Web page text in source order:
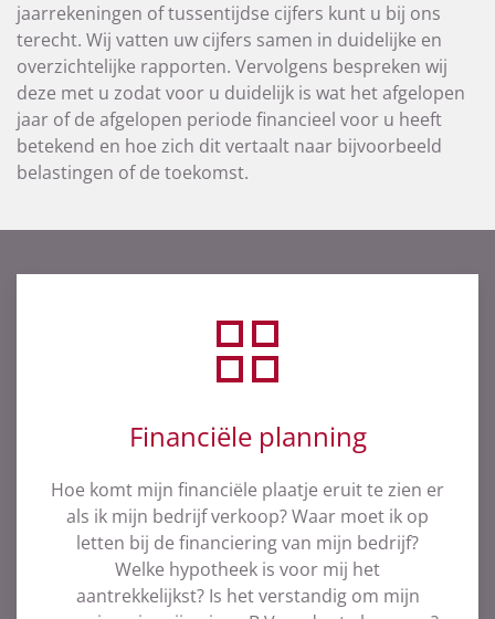
jaarrekeningen of tussentijdse cijfers kunt u bij ons
terecht. Wij vatten uw cijfers samen in duidelijke en
overzichtelijke rapporten. Vervolgens bespreken wij
deze met u zodat voor u duidelijk is wat het afgelopen
jaar of de afgelopen periode financieel voor u heeft
betekend en hoe zich dit vertaalt naar bijvoorbeeld
belastingen of de toekomst.
Financiële planning
Hoe komt mijn financiële plaatje eruit te zien er
als ik mijn bedrijf verkoop? Waar moet ik op
letten bij de financiering van mijn bedrijf?
Welke hypotheek is voor mij het
aantrekkelijkst? Is het verstandig om mijn